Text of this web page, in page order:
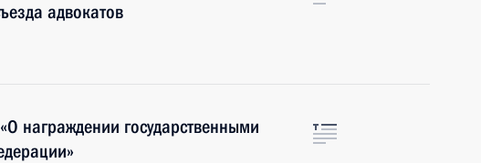
адвокатов
награждении государственными